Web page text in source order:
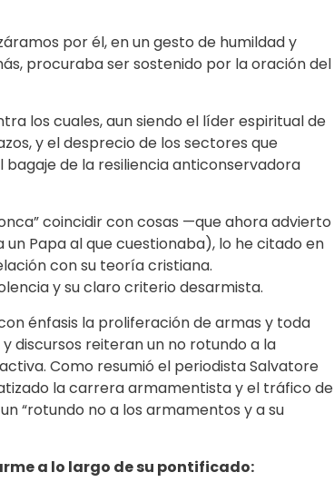
por él, en un gesto de humildad y
procuraba ser sostenido por la oración del
los cuales, aun siendo el líder espiritual de
y el desprecio de los sectores que
de la resiliencia anticonservadora
coincidir con cosas —que ahora advierto
Papa al que cuestionaba), lo he citado en
con su teoría cristiana.
y su claro criterio desarmista.
énfasis la proliferación de armas y toda
discursos reiteran un no rotundo a la
Como resumió el periodista Salvatore
la carrera armamentista y el tráfico de
“rotundo no a los armamentos y a su
a lo largo de su pontificado: